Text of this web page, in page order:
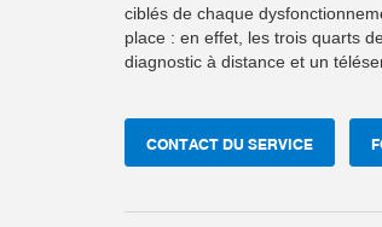
ciblés de chaque
place : en effet, les trois quarts
diagnostic à distance et un
CONTACT DU SERVICE